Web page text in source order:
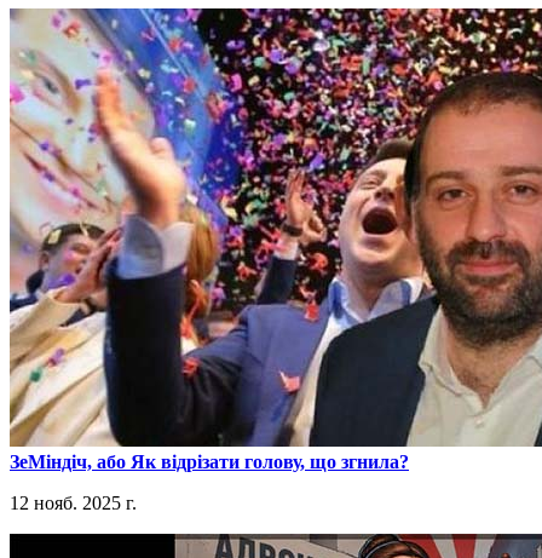
​ЗеМіндіч, або Як відрізати голову, що згнила?
12 нояб. 2025 г.